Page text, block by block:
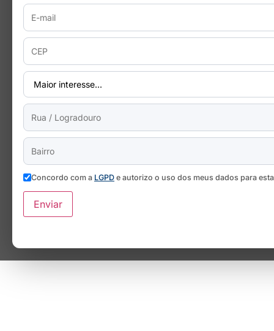
Concordo com a LGPD e autorizo o uso dos meus dados para
Enviar